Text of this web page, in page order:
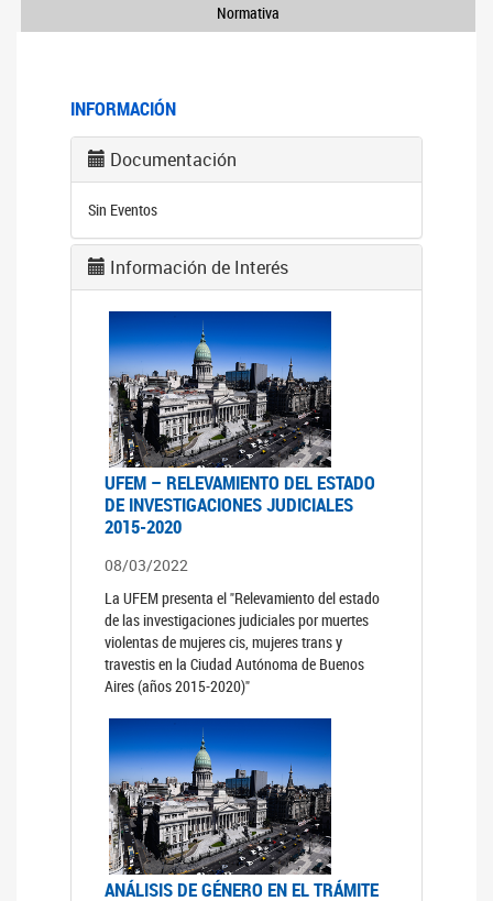
Normativa
INFORMACIÓN
Documentación
Sin Eventos
Información de Interés
UFEM – RELEVAMIENTO DEL ESTADO
DE INVESTIGACIONES JUDICIALES
2015-2020
08/03/2022
La UFEM presenta el "Relevamiento del estado
de las investigaciones judiciales por muertes
violentas de mujeres cis, mujeres trans y
travestis en la Ciudad Autónoma de Buenos
Aires (años 2015-2020)"
ANÁLISIS DE GÉNERO EN EL TRÁMITE